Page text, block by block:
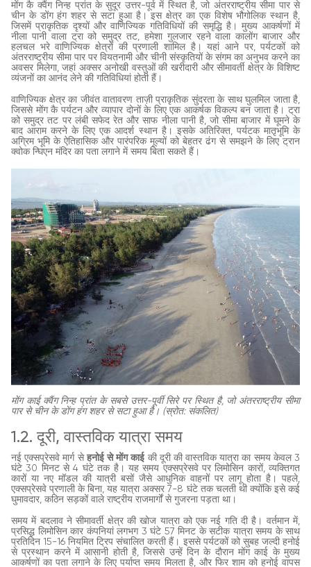
मोंग कै क्वैंग निन्ह प्रांत के सुदूर उत्तर-पूर्व में स्थित है, जो अंतरराष्ट्रीय सीमा पार से
चीन के डोंग हंग शहर से सटा हुआ है। इस क्षेत्र का एक विशेष भौगोलिक स्थान है,
जिसमें प्राकृतिक दृश्यों और वाणिज्यिक गतिविधियों की समृद्धि है। मुख्य आकर्षणों में
नीला पानी वाला ट्रा को समुद्र तट, हमेशा गुलजार रहने वाला कालोंग बाजार और
हलचल भरे वाणिज्यिक क्षेत्रों की प्रणाली शामिल है। यहां आने पर, पर्यटकों को
अंतरराष्ट्रीय सीमा पार पर वियतनामी और चीनी संस्कृतियों के संगम का अनुभव करने का
अवसर मिलेगा, जहां अक्सर अनोखी वस्तुओं की खरीदारी और सीमावर्ती क्षेत्र के विशिष्ट
व्यंजनों का आनंद लेने की गतिविधियां होती हैं।
वाणिज्यिक क्षेत्र का जीवंत वातावरण ताज़ी प्राकृतिक सुंदरता के साथ घुलमिल जाता है,
जिससे मोंग कै पर्यटन और व्यापार दोनों के लिए एक आकर्षक विकल्प बन जाता है। ट्रा
को समुद्र तट पर लंबी सफेद रेत और साफ नीला पानी है, जो सीमा बाजार में घूमने के
बाद आराम करने के लिए एक आदर्श स्थान है। इसके अतिरिक्त, पर्यटक मातृभूमि के
अग्रिम भूमि के ऐतिहासिक और पारंपरिक मूल्यों को बेहतर ढंग से समझने के लिए ट्रान
क्वोक न्घिएन मंदिर का पता लगाने में समय बिता सकते हैं।
मोंग काई क्वैंग निन्ह प्रांत के सबसे उत्तर-पूर्वी सिरे पर स्थित है, जो अंतरराष्ट्रीय सीमा
पार से चीन के डोंग हंग शहर से सटा हुआ है। (स्रोत: संकलित)
1.2. दूरी, वास्तविक यात्रा समय
नई एक्सप्रेसवे मार्ग से हनोई से मोंग काईकी दूरी की वास्तविक यात्रा का समय केवल 3
घंटे 30 मिनट से 4 घंटे तक है। यह समय एक्सप्रेसवे पर लिमोसिन कारों, व्यक्तिगत
कारों या नए मॉडल की यात्री बसों जैसे आधुनिक वाहनों पर लागू होता है। पहले,
एक्सप्रेसवे प्रणाली के बिना, यह यात्रा अक्सर 7-8 घंटे तक चलती थी क्योंकि इसे कई
घुमावदार, कठिन सड़कों वाले राष्ट्रीय राजमार्गों से गुजरना पड़ता था।
समय में बदलाव ने सीमावर्ती क्षेत्र की खोज यात्रा को एक नई गति दी है। वर्तमान में,
प्रसिद्ध लिमोसिन कार कंपनियां लगभग 3 घंटे 57 मिनट के सटीक यात्रा समय के साथ
प्रतिदिन 15-16 नियमित ट्रिप संचालित करती हैं। इससे पर्यटकों को सुबह जल्दी हनोई
से प्रस्थान करने में आसानी होती है, जिससे उन्हें दिन के दौरान मोंग काई के मुख्य
आकर्षणों का पता लगाने के लिए पर्याप्त समय मिलता है, और फिर शाम को हनोई वापस